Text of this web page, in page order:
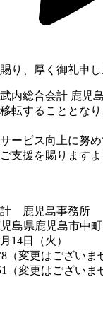
り、厚く御礼申し
内総合会計 鹿児
転することとな
ービス向上に努
支援を賜ります
計 鹿児島事務所
島県鹿児島市中
14日（火）
（変更はございま
（変更はございま